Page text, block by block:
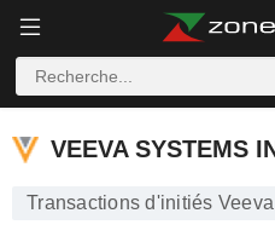
VEEVA SYSTEMS INC.
VEEVA SYSTEMS
Transactions d'initiés